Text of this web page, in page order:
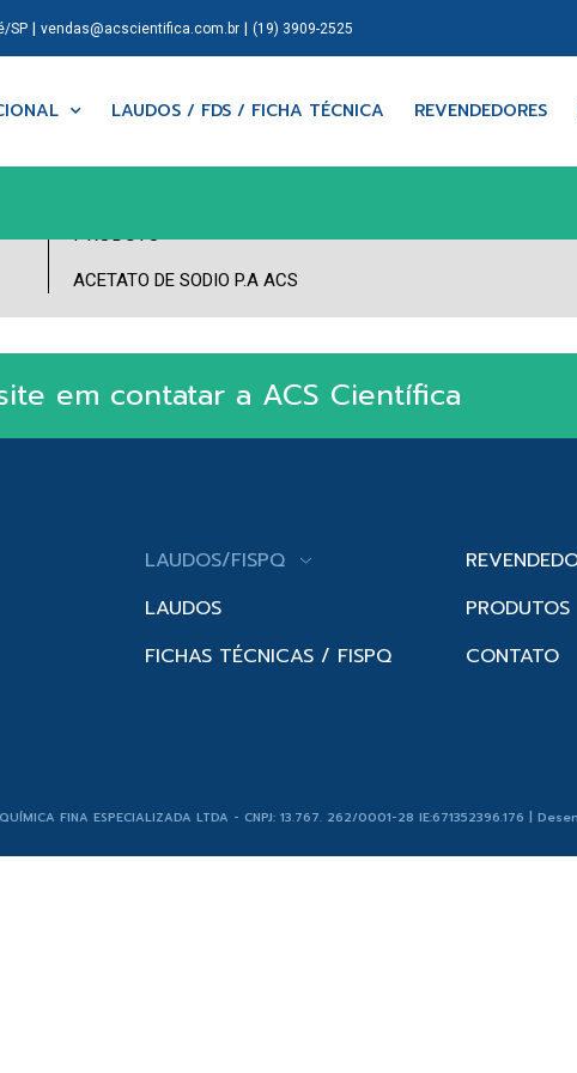
SP| vendas@acscientifica.com.br| (19) 3909-2525
LAUDOS / FDS / FICHA TÉCNICA REVENDEDORES
ACETATO DE SODIO P.A ACS
em contatar a ACS Científica
LAUDOS/FISPQ
LAUDOS
FICHAS TÉCNICAS / FISPQ
PRODUTOS
CONTATO
FINA ESPECIALIZADA LTDA - CNPJ: 13.767. 262/0001-28 IE:671352396.176 |